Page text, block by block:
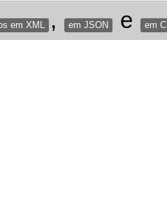
em XML , em JSON e em